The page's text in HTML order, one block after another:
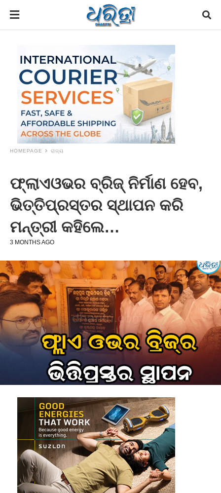
HOMEPAGE ରାଜ୍ୟ
ଫ୍ଲାଏଓଭର ବ୍ରିଜ୍‌ ନିର୍ମାଣ ହେବ,
ଭିତ୍ତିପ୍ରସ୍ତର ସ୍ଥାପନ କରି
ମନ୍ତ୍ରୀ କହିଲେ…
3 MONTHS AGO